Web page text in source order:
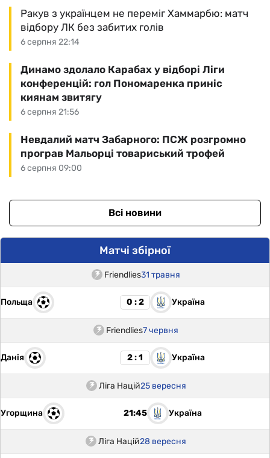
6 серпня 22:14
Ракув з українцем не переміг Хаммарбю: матч
відбору ЛК без забитих голів
6 серпня 21:56
Динамо здолало Карабах у відборі Ліги
конференцій: гол Пономаренка приніс
киянам звитягу
6 серпня 09:00
Невдалий матч Забарного: ПСЖ розгромно
програв Мальорці товариський трофей
Всі новини
Матчі збірної
Friendlies31 травня
Польща 0 : 2 Україна
Friendlies7 червня
Данія 2 : 1 Україна
Ліга Націй25 вересня
Угорщина 21:45 Україна
Ліга Націй28 вересня